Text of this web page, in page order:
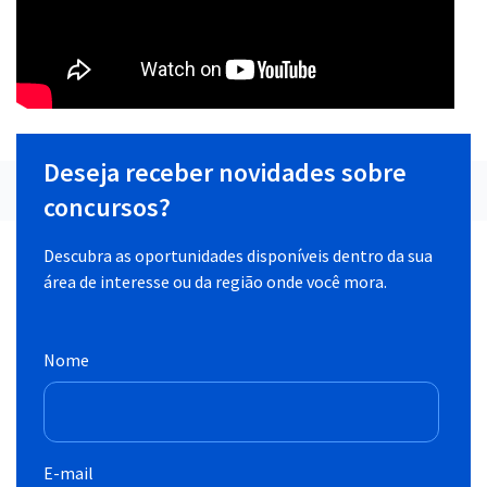
Deseja receber novidades sobre
concursos?
Descubra as oportunidades disponíveis dentro da sua
área de interesse ou da região onde você mora.
Nome
E-mail